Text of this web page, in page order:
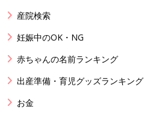
産院検索
妊娠中のOK・NG
赤ちゃんの名前ランキング
出産準備・育児グッズランキング
お金